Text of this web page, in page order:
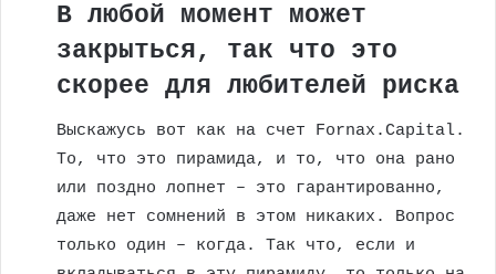
В любой момент может
закрыться, так что это
скорее для любителей риска
Выскажусь вот как на счет Fornax.Capital.
То, что это пирамида, и то, что она рано
или поздно лопнет – это гарантированно,
даже нет сомнений в этом никаких. Вопрос
только один – когда. Так что, если и